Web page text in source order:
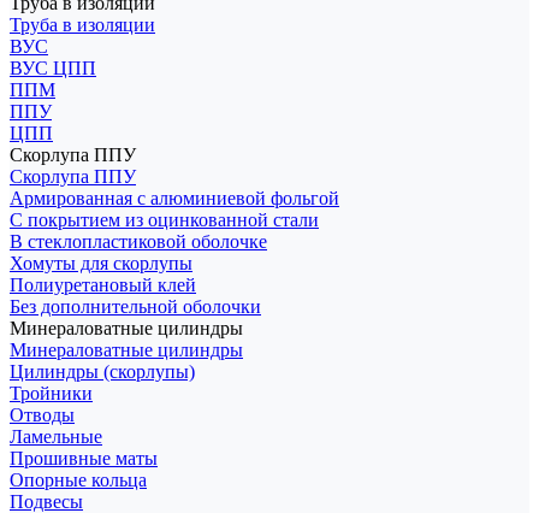
Труба в изоляции
ВУС
ВУС ЦПП
ППМ
ППУ
ЦПП
Скорлупа ППУ
Скорлупа ППУ
Армированная с алюминиевой фольгой
С покрытием из оцинкованной стали
В стеклопластиковой оболочке
Хомуты для скорлупы
Полиуретановый клей
Без дополнительной оболочки
Минераловатные цилиндры
Минераловатные цилиндры
Цилиндры (скорлупы)
Тройники
Отводы
Ламельные
Прошивные маты
Опорные кольца
Подвесы